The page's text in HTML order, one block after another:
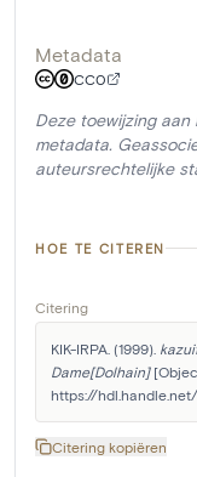
Metadata
CC0
Deze toewijzing
metadata.
auteursrechtelijke
HOE TE CITEREN
Citering
KIK-IRPA. (1999).
Dame[Dolhain]
https://
Citering kopiëren